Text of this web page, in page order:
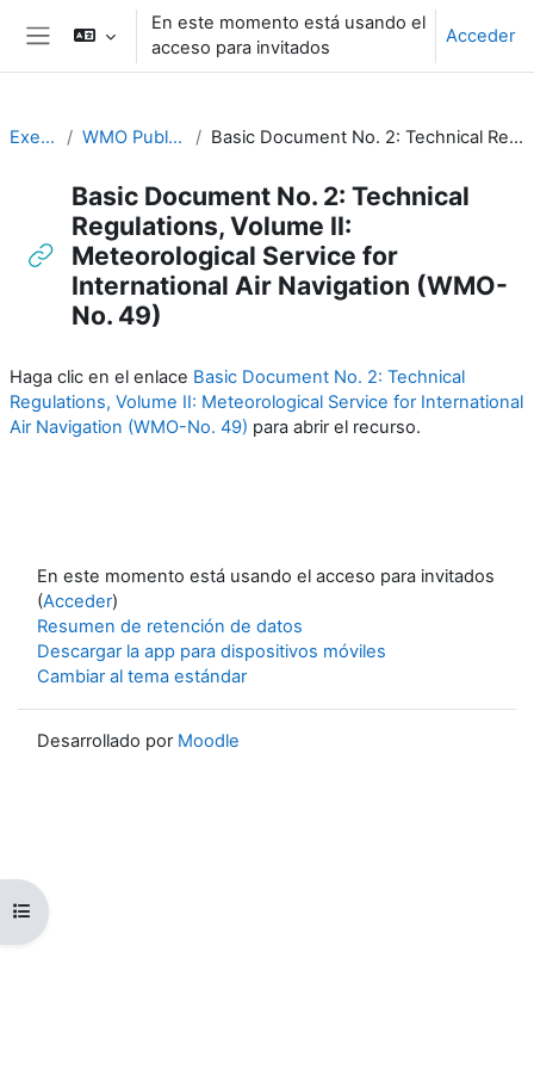
Salta al contenido principal
Panel lateral
En este momento está usando el
acceso para invitados
Acceder
Abrir índice del curso
Executive Training WMO Publications and Additional Resources Basic Document No. 2: Technical Regulations, Volume II: Meteorological Service for International Air Navigation (WMO-No. 49)
Basic Document No. 2: Technical
Regulations, Volume II:
Meteorological Service for
International Air Navigation (WMO-
No. 49)
Haga clic en el enlace Basic Document No. 2: Technical
Regulations, Volume II: Meteorological Service for International
Air Navigation (WMO-No. 49) para abrir el recurso.
En este momento está usando el acceso para invitados
(Acceder)
Resumen de retención de datos
Descargar la app para dispositivos móviles
Cambiar al tema estándar
Desarrollado por Moodle